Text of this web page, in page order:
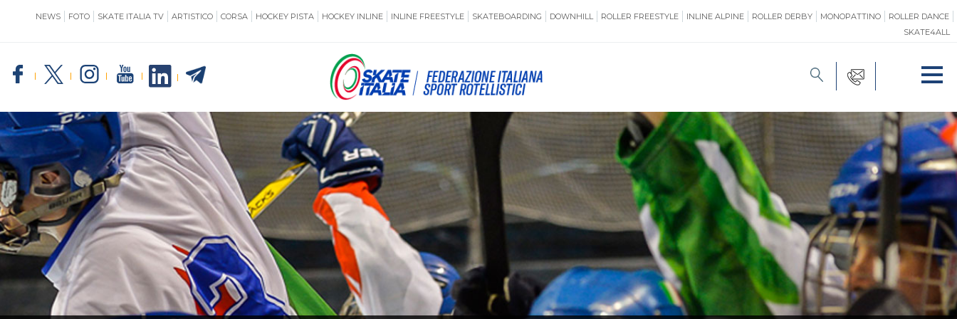
NEWS FOTO SKATE ITALIA TV ARTISTICO CORSA HOCKEY PISTA HOCKEY INLINE INLINE FREESTYLE SKATEBOARDING DOWNHILL ROLLER FREESTYLE INLINE ALPINE ROLLER DERBY MONOPATTINO
ROLLER DANCE
SKATE4ALL
SKATE ITALIA TESSERAMENTO FORMAZIONE
GIUSTIZIA NORMATIVE TERRITORIO PROMOZIONE
IMPIANTISTICA ANTIDOPING ASSICURAZIONE SAFEGUARDING